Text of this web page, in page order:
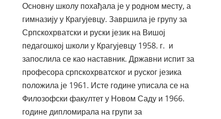
Основну школу похађала је у родном месту, а
гимназију у Крагујевцу. Завршила је групу за
Српскохрватски и руски језик на Вишој
педагошкој школи у Крагујевцу 1958. г. и
запослила се као наставник. Државни испит за
професора српскохрватског и руског језика
положила је 1961. Исте године уписала се на
Филозофски факултет у Новом Саду и 1966.
године дипломирала на групи за